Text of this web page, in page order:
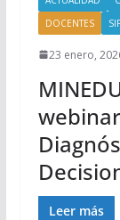
DOCENTES
23 enero,
Leer más